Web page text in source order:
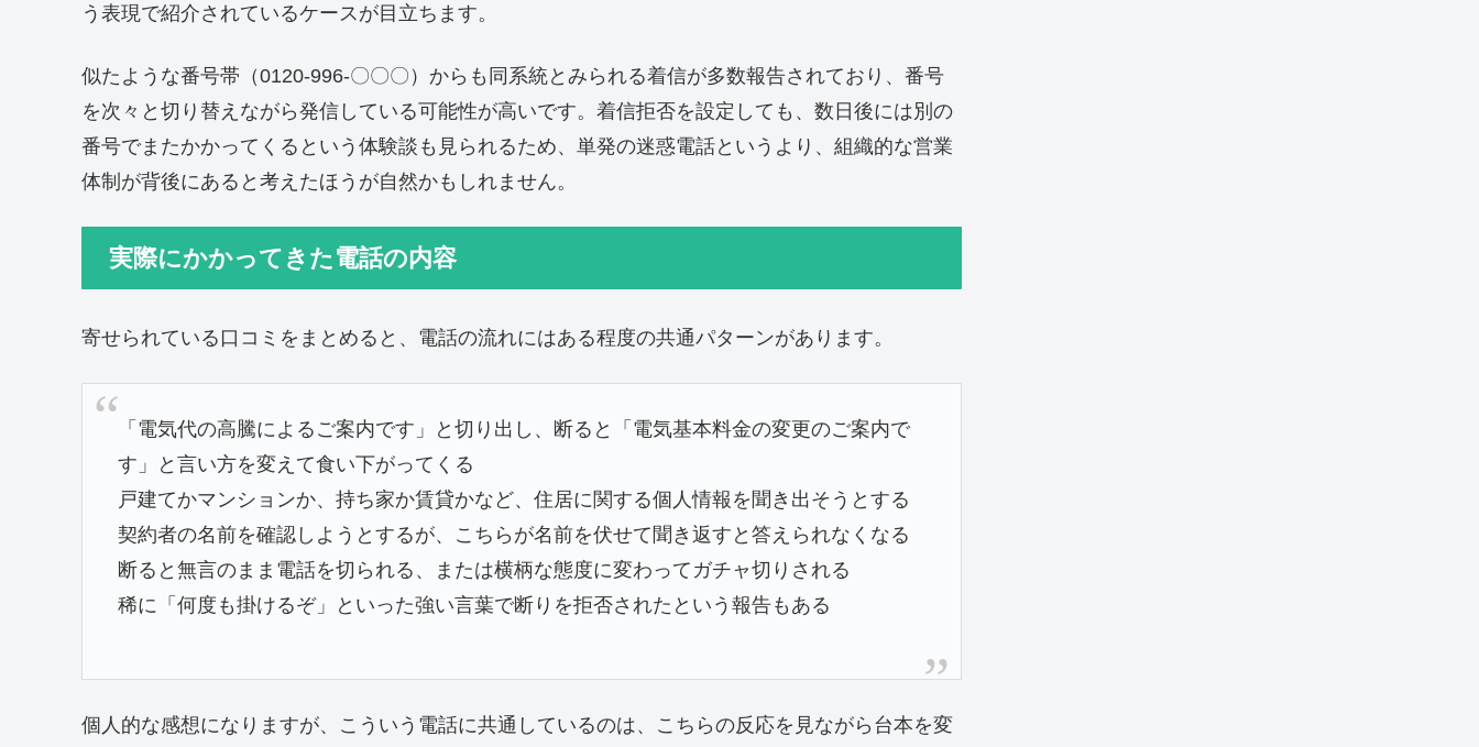
う表現で紹介されているケースが目立ちます。
似たような番号帯（0120-996-〇〇〇）からも同系統とみられる着信が多数報告されており、番号
を次々と切り替えながら発信している可能性が高いです。着信拒否を設定しても、数日後には別の
番号でまたかかってくるという体験談も見られるため、単発の迷惑電話というより、組織的な営業
体制が背後にあると考えたほうが自然かもしれません。
実際にかかってきた電話の内容
寄せられている口コミをまとめると、電話の流れにはある程度の共通パターンがあります。
「電気代の高騰によるご案内です」と切り出し、断ると「電気基本料金の変更のご案内で
す」と言い方を変えて食い下がってくる
戸建てかマンションか、持ち家か賃貸かなど、住居に関する個人情報を聞き出そうとする
契約者の名前を確認しようとするが、こちらが名前を伏せて聞き返すと答えられなくなる
断ると無言のまま電話を切られる、または横柄な態度に変わってガチャ切りされる
稀に「何度も掛けるぞ」といった強い言葉で断りを拒否されたという報告もある
個人的な感想になりますが、こういう電話に共通しているのは、こちらの反応を見ながら台本を変